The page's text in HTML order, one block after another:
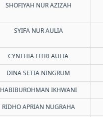
SHOFIYAH NUR AZIZAH
SYIFA NUR AULIA
CYNTHIA FITRI AULIA
DINA SETIA NINGRUM
HABIBUROHMAN IKHWANI
RIDHO APRIAN NUGRAHA